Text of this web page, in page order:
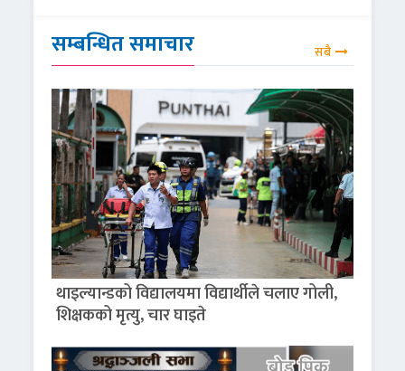
सम्बन्धित समाचार सबै
थाइल्यान्डको विद्यालयमा विद्यार्थीले चलाए गोली,
शिक्षकको मृत्यु, चार घाइते